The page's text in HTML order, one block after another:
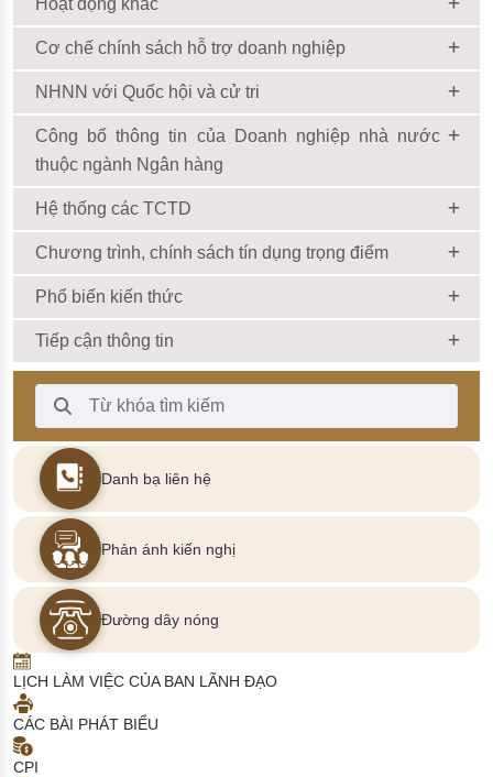
Cơ chế chính sách hỗ trợ doanh nghiệp
NHNN với Quốc hội và cử tri
Công bố thông tin của Doanh nghiệp nhà nước
thuộc ngành Ngân hàng
Hệ thống các TCTD
Chương trình, chính sách tín dụng trọng điểm
Phổ biến kiến thức
Tiếp cận thông tin
Thanh Tìm kiếm
Danh bạ liên hệ
Phản ánh kiến nghị
Đường dây nóng
LỊCH LÀM VIỆC CỦA BAN LÃNH ĐẠO
CÁC BÀI PHÁT BIỂU
CPI